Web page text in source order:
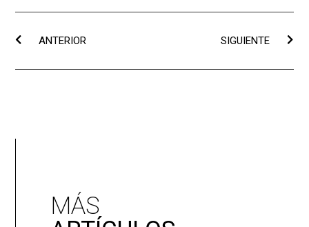
ANTERIOR SIGUIENTE
MÁS